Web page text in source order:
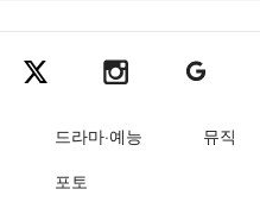
페이스북
텐아시아 엑스텐아시아 인스타그램
텐아시아
드라마·예능
뮤직
포토